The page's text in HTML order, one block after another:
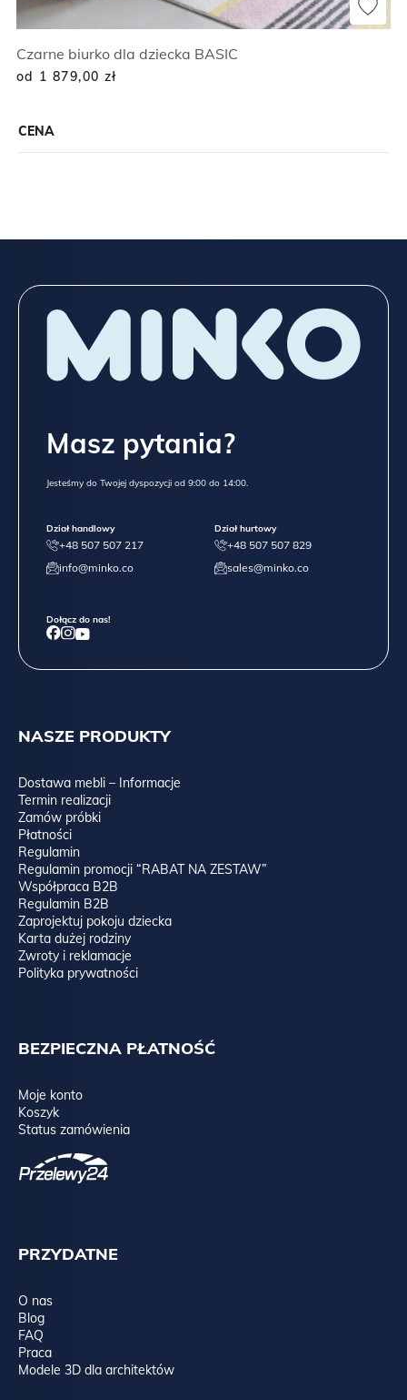
CENA
Czarne biurko dla dziecka BASIC
od 1 879,00 zł
NASZE PRODUKTY
Dostawa mebli – Informacje
Termin realizacji
Zamów próbki
Płatności
Regulamin
Regulamin promocji “RABAT NA ZESTAW”
Współpraca B2B
Regulamin B2B
Zaprojektuj pokoju dziecka
Karta dużej rodziny
Zwroty i reklamacje
Polityka prywatności
BEZPIECZNA PŁATNOŚĆ
Moje konto
Koszyk
Status zamówienia
PRZYDATNE
O nas
Blog
FAQ
Praca
Modele 3D dla architektów
Masz pytania?
Jesteśmy do Twojej dyspozycji od 9:00 do 14:00.
Dział handlowy
+48 507 507 217
info@minko.co
Dział hurtowy
+48 507 507 829
sales@minko.co
Dołącz do nas!